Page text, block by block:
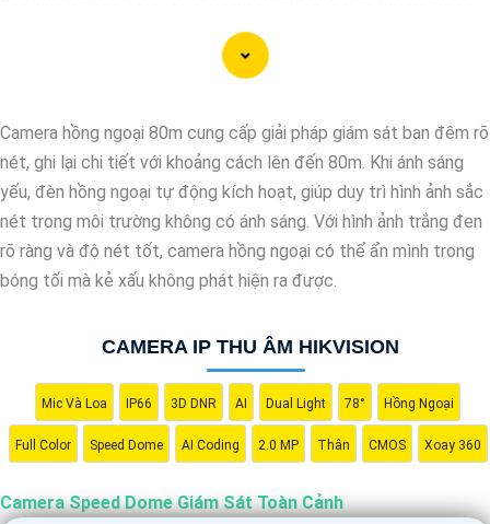
chính xác. Camera còn tích hợp nhiều tính năng thông minh như
nhận diện khuôn mặt, cảnh báo chuyển động và ghi hình chất
quả. Với thiết kế chắc chắn và khả năng hoạt động ổn định,
Camera Speed Dome Giám Sát Toàn Cảnh đáng để bạn cân
nhắc khi cần một giải pháp an ninh đáng tin cậy.
'
Camera hồng ngoại 80m cung cấp giải pháp giám sát ban đêm rõ
nét, ghi lại chi tiết với khoảng cách lên đến 80m. Khi ánh sáng
yếu, đèn hồng ngoại tự động kích hoạt, giúp duy trì hình ảnh sắc
nét trong môi trường không có ánh sáng. Với hình ảnh trắng đen
rõ ràng và độ nét tốt, camera hồng ngoại có thể ẩn mình trong
bóng tối mà kẻ xấu không phát hiện ra được.
CAMERA IP THU ÂM HIKVISION
Mic Và Loa IP66 3D DNR AI Dual Light 78° Hồng Ngoại
Full Color Speed Dome AI Coding 2.0 MP Thân CMOS Xoay 360
Camera Speed Dome Giám Sát Toàn Cảnh